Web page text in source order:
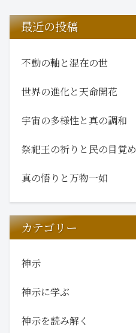
最近の投稿
不動の軸と混在の世
世界の進化と天命開花
宇宙の多様性と真の調和
祭祀王の祈りと民の目覚め
真の悟りと万物一如
カテゴリー
神示
神示に学ぶ
神示を読み解く